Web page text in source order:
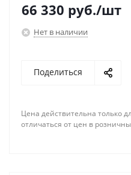
66 330 руб./шт
Нет в наличии
Поделиться
Цена действительна только
отличаться от цен в